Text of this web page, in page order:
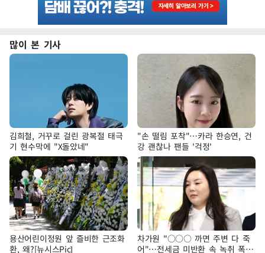
많이 본 기사
김희철, 거꾸로 걸린 광복절 태극
기 현수막에 "X돌았네"
"손 떨림 포착"…카라 한승연, 건
강 괜찮나 팬들 '걱정'
용산어린이정원 앞 즐비한 근조화
환, 왜?[뉴시스Pic]
차가원 "○○○ 까면 주변 다 죽
어"…전세금 미반환 속 녹취 폭로